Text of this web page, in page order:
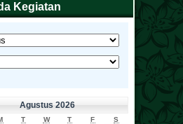
Kegiatan
Agustus 2026
T W T F S